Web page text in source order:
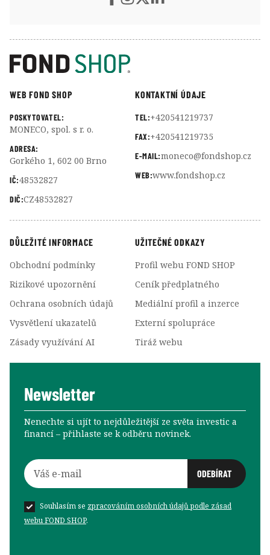
WEB FOND SHOP
POSKYTOVATEL:
MONECO, spol. s r. o.
ADRESA:
Gorkého 1, 602 00 Brno
IČ:48532827
DIČ:CZ48532827
KONTAKTNÍ ÚDAJE
TEL:+420541219737
FAX:+420541219735
E-MAIL:moneco@fondshop.cz
WEB:www.fondshop.cz
DŮLEŽITÉ INFORMACE
Obchodní podmínky
Rizikové upozornění
Ochrana osobních údajů
Vysvětlení ukazatelů
Zásady využívání AI
UŽITEČNÉ ODKAZY
Profil webu FOND SHOP
Ceník předplatného
Mediální profil a inzerce
Externí spolupráce
Tiráž webu
Newsletter
Nenechte si ujít to nejdůležitější ze světa investic a
financí –⁠⁠⁠⁠⁠⁠ přihlaste se k odběru novinek.
Souhlasím se zpracováním osobních údajů podle zásad
webu FOND SHOP.